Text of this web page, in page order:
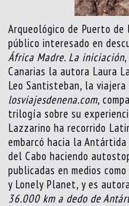
Arqueológico de Puerto
público interesado en
África Madre. La iniciación
Canarias la autora Laura
Leo Santisteban, la
losviajesdenena.com,
trilogía sobre su
Lazzarino ha recorrido
embarcó hacia la
del Cabo haciendo
publicadas en medios
y Lonely Planet, y es
36.000 km a dedo de